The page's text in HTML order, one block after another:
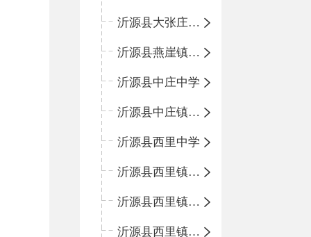
沂源县大张庄中心学校
沂源县燕崖镇中心小学
沂源县中庄中学
沂源县中庄镇中心小学
沂源县西里中学
沂源县西里镇中心小学
沂源县西里镇柳枝峪回民小学
沂源县西里镇金星完全小学